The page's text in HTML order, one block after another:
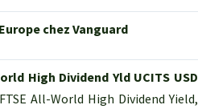
chez Vanguard
High Dividend Yld UCITS USD
All-World High Dividend Yield,